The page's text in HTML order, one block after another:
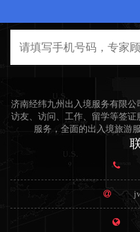
济南经纬九州出入境服务有限公
访友、访问、工作、留学等签
服务，全面的出入境旅游